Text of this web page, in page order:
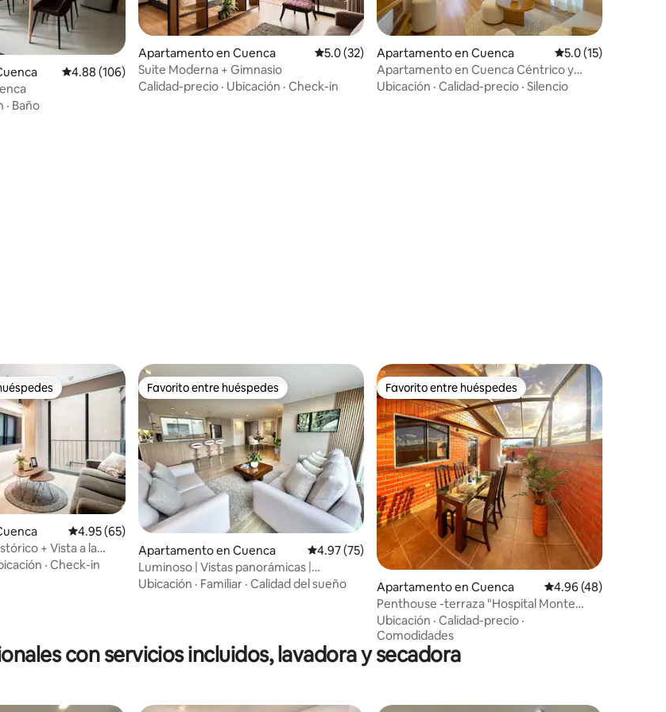
reseñas
Calificación promedio: 4.88 de 5, 106 reseñas
4.88 (106)
· Baño
Apartamento en Cuenca Calificación promedio: 5.0 de 5, 32 reseñas
5.0 (32)
Suite Moderna + Gimnasio
Calidad-precio · Ubicación · Check-in
Apartamento en Cuenca Calificación
5.0 (15)
Apartamento en Cuenca Céntrico y
moderno
Ubicación · Calidad-precio · Silencio
21 reseñas
preferido
Calificación promedio: 4.95 de 5, 65 reseñas
4.95 (65)
+ Vista a la
· Check-in
Favorito entre huéspedes
Favorito entre huéspedes
Apartamento en Cuenca Calificación promedio: 4.97 de 5, 75 reseñas
4.97 (75)
Luminoso | Vistas panorámicas |
Ubicación top
Ubicación · Familiar · Calidad del sueño
Favorito entre huéspedes
Favorito entre huéspedes
Apartamento en Cuenca Calificación
4.96 (48)
Penthouse -terraza "Hospital Monte
Sinaí" ECU911
Ubicación · Calidad-precio ·
Comodidades
con servicios incluidos, lavadora y secadora